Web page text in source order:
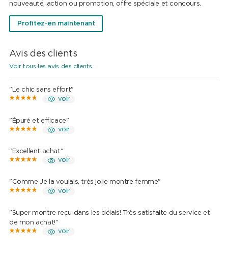
nouveauté, action ou promotion, offre spéciale et concours.
Profitez-en maintenant
Avis des clients
Voir tous les avis des clients
"Le chic sans effort"
voir
"Épuré et efficace"
voir
"Excellent achat"
voir
"Comme Je la voulais, très jolie montre femme"
voir
"Super montre reçu dans les délais! Très satisfaite du service et
de mon achat!"
voir